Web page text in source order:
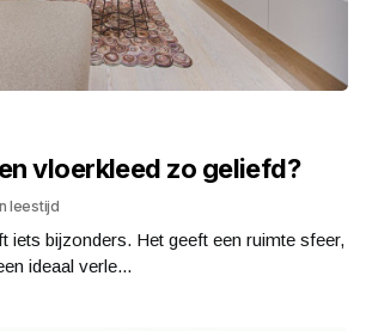
vloerkleed zo geliefd?
leestijd
iets bijzonders. Het geeft een ruimte sfeer,
ideaal verle...